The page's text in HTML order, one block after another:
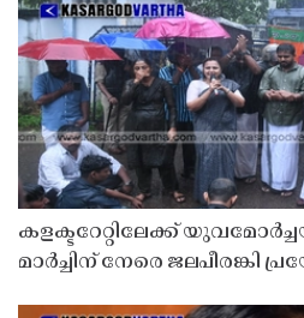
കളക്ടറേറ്റിലേക്ക്
മാർച്ചിന് നേരെ ജലപീരങ്കി